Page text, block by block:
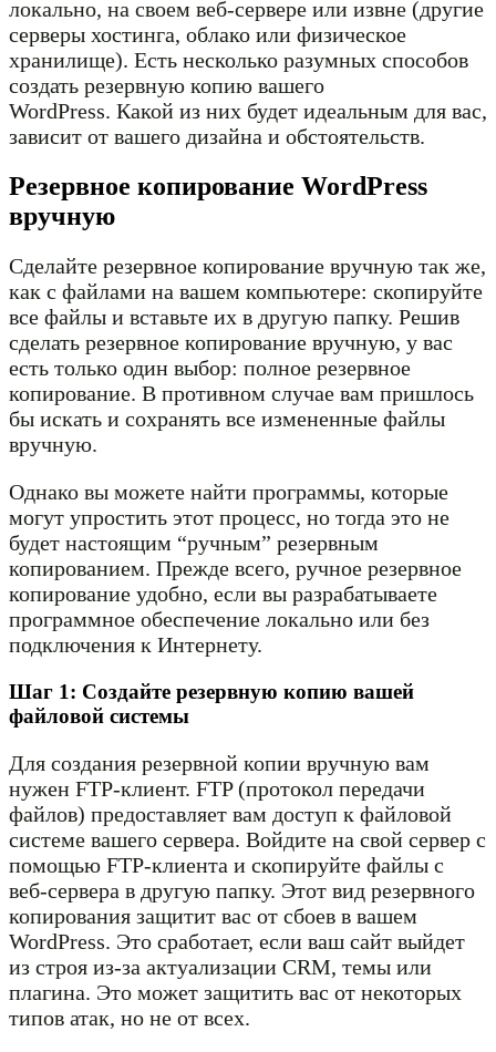
локально, на своем веб-сервере или извне (другие
серверы хостинга, облако или физическое
хранилище). Есть несколько разумных способов
создать резервную копию вашего
WordPress. Какой из них будет идеальным для вас,
зависит от вашего дизайна и обстоятельств.
Резервное копирование WordPress
вручную
Сделайте резервное копирование вручную так же,
как с файлами на вашем компьютере: скопируйте
все файлы и вставьте их в другую папку. Решив
сделать резервное копирование вручную, у вас
есть только один выбор: полное резервное
копирование. В противном случае вам пришлось
бы искать и сохранять все измененные файлы
вручную.
Однако вы можете найти программы, которые
могут упростить этот процесс, но тогда это не
будет настоящим “ручным” резервным
копированием. Прежде всего, ручное резервное
копирование удобно, если вы разрабатываете
программное обеспечение локально или без
подключения к Интернету.
Шаг 1: Создайте резервную копию вашей
файловой системы
Для создания резервной копии вручную вам
нужен FTP-клиент. FTP (протокол передачи
файлов) предоставляет вам доступ к файловой
системе вашего сервера. Войдите на свой сервер с
помощью FTP-клиента и скопируйте файлы с
веб-сервера в другую папку. Этот вид резервного
копирования защитит вас от сбоев в вашем
WordPress. Это сработает, если ваш сайт выйдет
из строя из-за актуализации CRM, темы или
плагина. Это может защитить вас от некоторых
типов атак, но не от всех.